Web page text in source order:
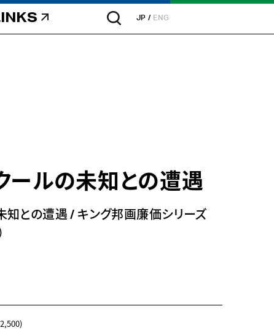
JP ENG
ールの未知との遭遇
知との遭遇 / キング邦画廉価シリーズ